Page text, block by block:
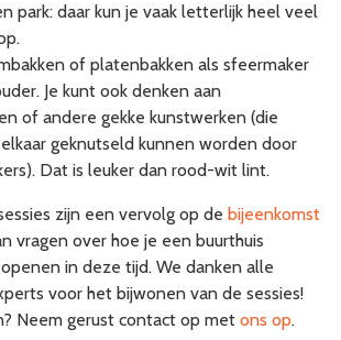
park: daar kun je vaak letterlijk heel veel
of platenbakken als sfeermaker
Je kunt ook denken aan
of andere gekke kunstwerken (die
geknutseld kunnen worden door
Dat is leuker dan rood-wit lint.
zijn een vervolg op de bijeenkomst
vragen over hoe je een buurthuis
in deze tijd. We danken alle
voor het bijwonen van de sessies!
Neem gerust contact op met ons op.